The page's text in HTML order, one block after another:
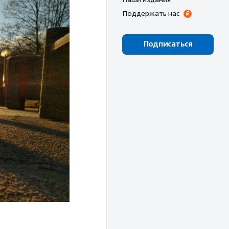
Поддержать нас
Подписаться